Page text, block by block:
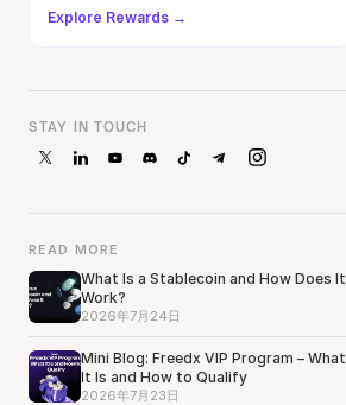
Explore Rewards →
STAY IN TOUCH
READ MORE
What Is a Stablecoin and How Does It
Work?
2026年7月24日
Mini Blog: Freedx VIP Program – What
It Is and How to Qualify
2026年7月23日